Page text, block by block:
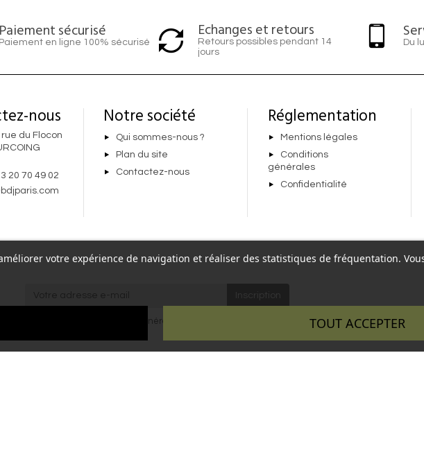
Paiement sécurisé
Paiement en ligne 100% sécurisé
Echanges et retours
Retours possibles pendant 14
jours
Du
nous
du Flocon
3 20 70 49 02
Notre société
Qui sommes-nous ?
Plan du site
Contactez-nous
Réglementation
Mentions légales
Conditions
générales
Confidentialité
votre expérience de navigation et réaliser des statistiques de fréquentation.
TOUT ACCEPTER
conditions générales